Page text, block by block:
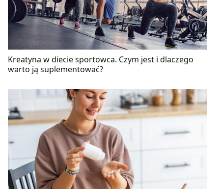
Kreatyna w diecie sportowca. Czym jest i dlaczego
warto ją suplementować?